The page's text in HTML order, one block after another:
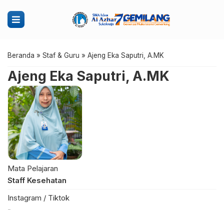
Beranda » Staf & Guru » Ajeng Eka Saputri, A.MK
Ajeng Eka Saputri, A.MK
Mata Pelajaran
Staff Kesehatan
Instagram / Tiktok